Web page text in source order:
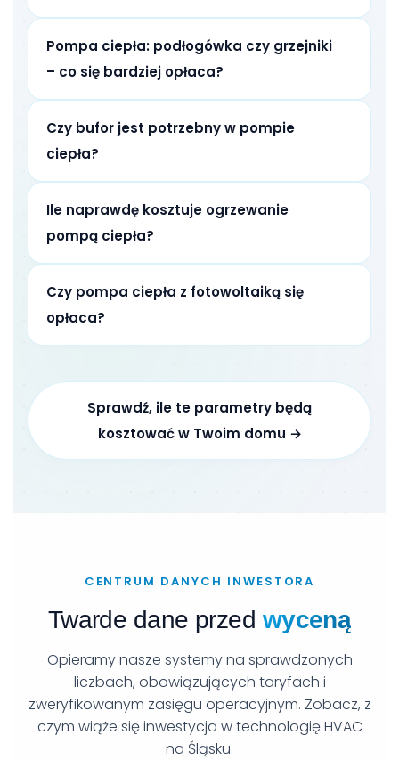
Pompa ciepła: podłogówka czy grzejniki
– co się bardziej opłaca?
Czy bufor jest potrzebny w pompie
ciepła?
Ile naprawdę kosztuje ogrzewanie
pompą ciepła?
Czy pompa ciepła z fotowoltaiką się
opłaca?
Sprawdź, ile te parametry będą
kosztować w Twoim domu →
CENTRUM DANYCH INWESTORA
Twarde dane przed wyceną
Opieramy nasze systemy na sprawdzonych
liczbach, obowiązujących taryfach i
zweryfikowanym zasięgu operacyjnym. Zobacz, z
czym wiąże się inwestycja w technologię HVAC
na Śląsku.